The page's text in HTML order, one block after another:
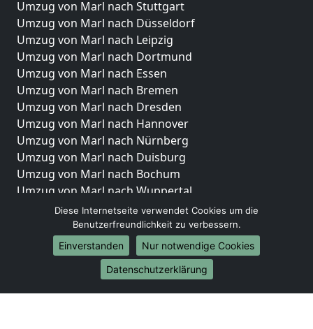
Umzug von Marl nach Stuttgart
Umzug von Marl nach Düsseldorf
Umzug von Marl nach Leipzig
Umzug von Marl nach Dortmund
Umzug von Marl nach Essen
Umzug von Marl nach Bremen
Umzug von Marl nach Dresden
Umzug von Marl nach Hannover
Umzug von Marl nach Nürnberg
Umzug von Marl nach Duisburg
Umzug von Marl nach Bochum
Umzug von Marl nach Wuppertal
Umzug von Marl nach Bielefeld
Umzug von Marl nach Bonn
Umzug von Marl nach Münster
Internationale-Umzüge
Umzug von Marl nach Brasilien
Diese Internetseite verwendet Cookies um die
Benutzerfreundlichkeit zu verbessern.
Einverstanden
Nur notwendige Cookies
Datenschutzerklärung